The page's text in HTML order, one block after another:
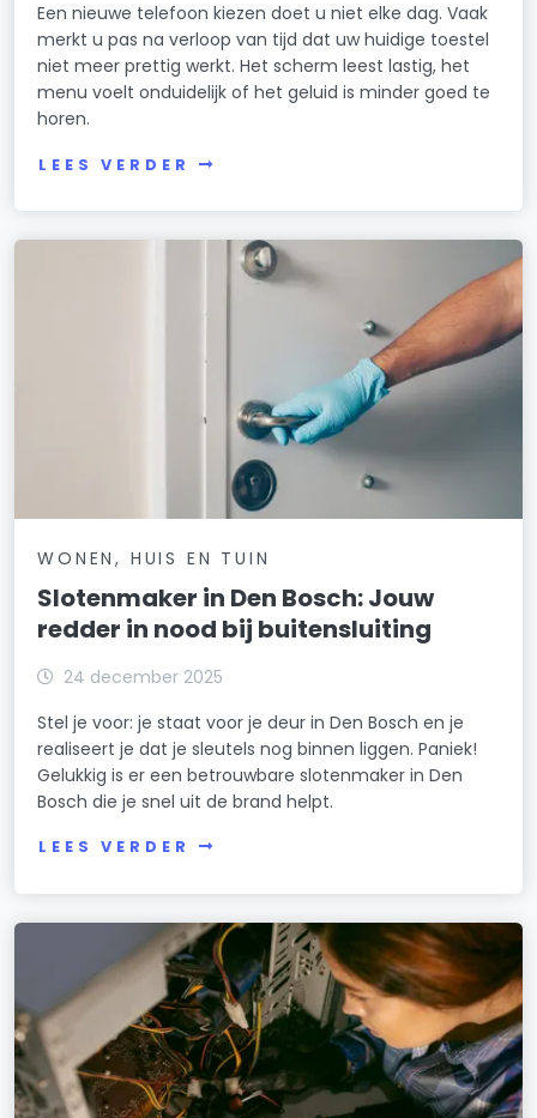
Een nieuwe telefoon kiezen doet u niet elke dag. Vaak
merkt u pas na verloop van tijd dat uw huidige toestel
niet meer prettig werkt. Het scherm leest lastig, het
menu voelt onduidelijk of het geluid is minder goed te
horen.
LEES VERDER
WONEN, HUIS EN TUIN
Slotenmaker in Den Bosch: Jouw
redder in nood bij buitensluiting
24 december 2025
Stel je voor: je staat voor je deur in Den Bosch en je
realiseert je dat je sleutels nog binnen liggen. Paniek!
Gelukkig is er een betrouwbare slotenmaker in Den
Bosch die je snel uit de brand helpt.
LEES VERDER